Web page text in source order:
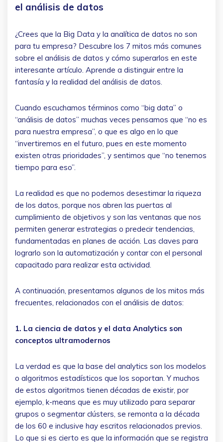
el análisis de datos
¿Crees que la Big Data y la analítica de datos no son
para tu empresa? Descubre los 7 mitos más comunes
sobre el análisis de datos y cómo superarlos en este
interesante artículo. Aprende a distinguir entre la
fantasía y la realidad del análisis de datos.
Cuando escuchamos términos como “big data” o
“análisis de datos” muchas veces pensamos que “no es
para nuestra empresa”, o que es algo en lo que
“invertiremos en el futuro, pues en este momento
existen otras prioridades”, y sentimos que “no tenemos
tiempo para eso”.
La realidad es que no podemos desestimar la riqueza
de los datos, porque nos abren las puertas al
cumplimiento de objetivos y son las ventanas que nos
permiten generar estrategias o predecir tendencias,
fundamentadas en planes de acción. Las claves para
lograrlo son la automatización y contar con el personal
capacitado para realizar esta actividad.
A continuación, presentamos algunos de los mitos más
frecuentes, relacionados con el análisis de datos:
1. La ciencia de datos y el data Analytics son
conceptos ultramodernos
La verdad es que la base del analytics son los modelos
o algoritmos estadísticos que los soportan. Y muchos
de estos algoritmos tienen décadas de existir, por
ejemplo, k-means que es muy utilizado para separar
grupos o segmentar clústers, se remonta a la década
de los 60 e inclusive hay escritos relacionados previos.
Lo que si es cierto es que la información que se registra